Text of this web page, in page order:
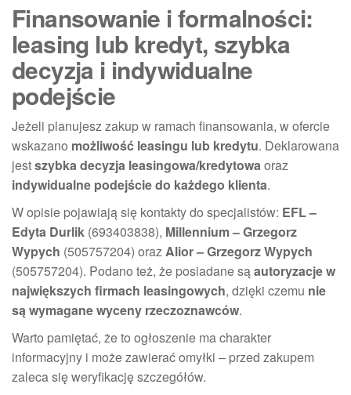
Finansowanie i formalności:
leasing lub kredyt, szybka
decyzja i indywidualne
podejście
Jeżeli planujesz zakup w ramach finansowania, w ofercie
wskazano możliwość leasingu lub kredytu. Deklarowana
jestszybka decyzja leasingowa/kredytowaoraz
indywidualne podejście do każdego klienta.
W opisie pojawiają się kontakty do specjalistów: EFL –
Edyta Durlik (693403838), Millennium – Grzegorz
Wypych (505757204) orazAlior – Grzegorz Wypych
(505757204). Podano też, że posiadane sąautoryzacje w
największych firmach leasingowych, dzięki czemu nie
są wymagane wyceny rzeczoznawców.
Warto pamiętać, że to ogłoszenie ma charakter
informacyjny i może zawierać omyłki – przed zakupem
zaleca się weryfikację szczegółów.